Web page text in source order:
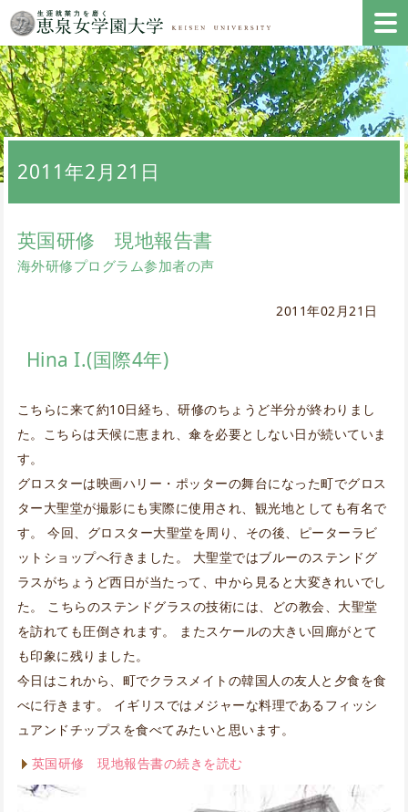
2011年2月21日
英国研修 現地報告書
海外研修プログラム参加者の声
2011年02月21日
Hina I.(国際4年)
こちらに来て約10日経ち、研修のちょうど半分が終わりまし
た。こちらは天候に恵まれ、傘を必要としない日が続いていま
す。
グロスターは映画ハリー・ポッターの舞台になった町でグロス
ター大聖堂が撮影にも実際に使用され、観光地としても有名で
す。 今回、グロスター大聖堂を周り、その後、ピーターラビ
ットショップへ行きました。 大聖堂ではブルーのステンドグ
ラスがちょうど西日が当たって、中から見ると大変きれいでし
た。 こちらのステンドグラスの技術には、どの教会、大聖堂
を訪れても圧倒されます。 またスケールの大きい回廊がとて
も印象に残りました。
今日はこれから、町でクラスメイトの韓国人の友人と夕食を食
べに行きます。 イギリスではメジャーな料理であるフィッシ
ュアンドチップスを食べてみたいと思います。
英国研修 現地報告書の続きを読む